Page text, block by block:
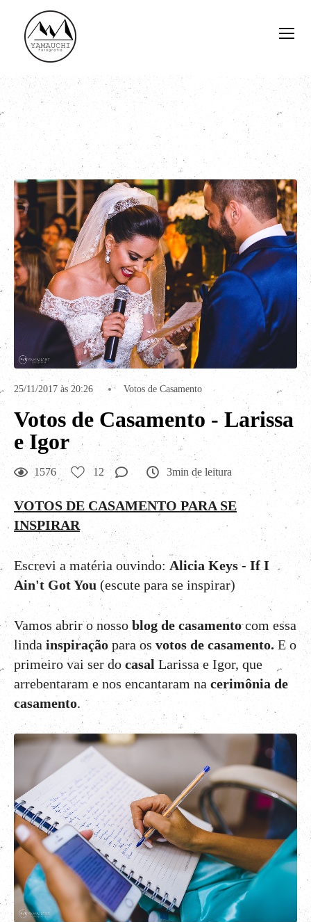
25/11/2017 às 20:26 Votos de Casamento
Votos de Casamento - Larissa
e Igor
1576 12 3min de leitura
VOTOS DE CASAMENTO PARA SE
INSPIRAR
Escrevi a matéria ouvindo: Alicia Keys - If I
Ain't Got You (escute para se inspirar)
Vamos abrir o nosso blog de casamentocom essa
linda inspiração para os votos de casamento. E o
primeiro vai ser do casal Larissa e Igor, que
arrebentaram e nos encantaram na cerimônia de
casamento.